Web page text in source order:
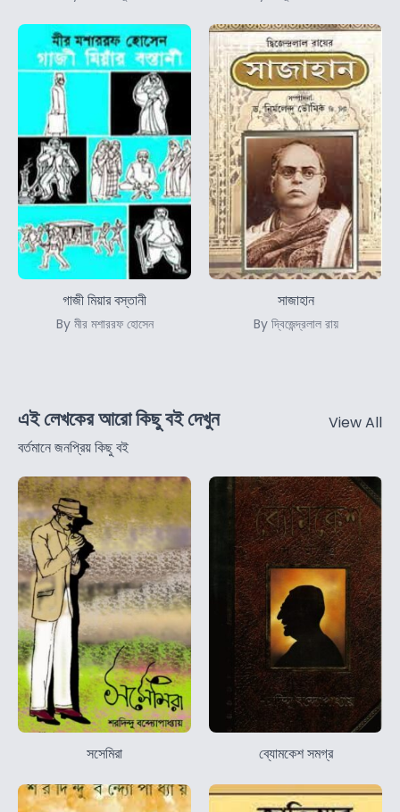
গাজী মিয়ার বস্তানী
By মীর মশাররফ হোসেন
সাজাহান
By দ্বিজেন্দ্রলাল রায়
এই লেখকের আরো কিছু বই দেখুন
বর্তমানে জনপ্রিয় কিছু বই
View All
সসেমিরা ব্যোমকেশ সমগ্র